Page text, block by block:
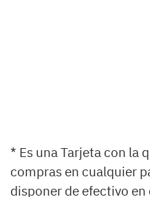
* Es una Tarjeta con la
compras en cualquier
disponer de efectivo en